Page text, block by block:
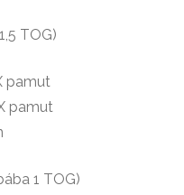
TOG)
pamut
pamut
1 TOG)